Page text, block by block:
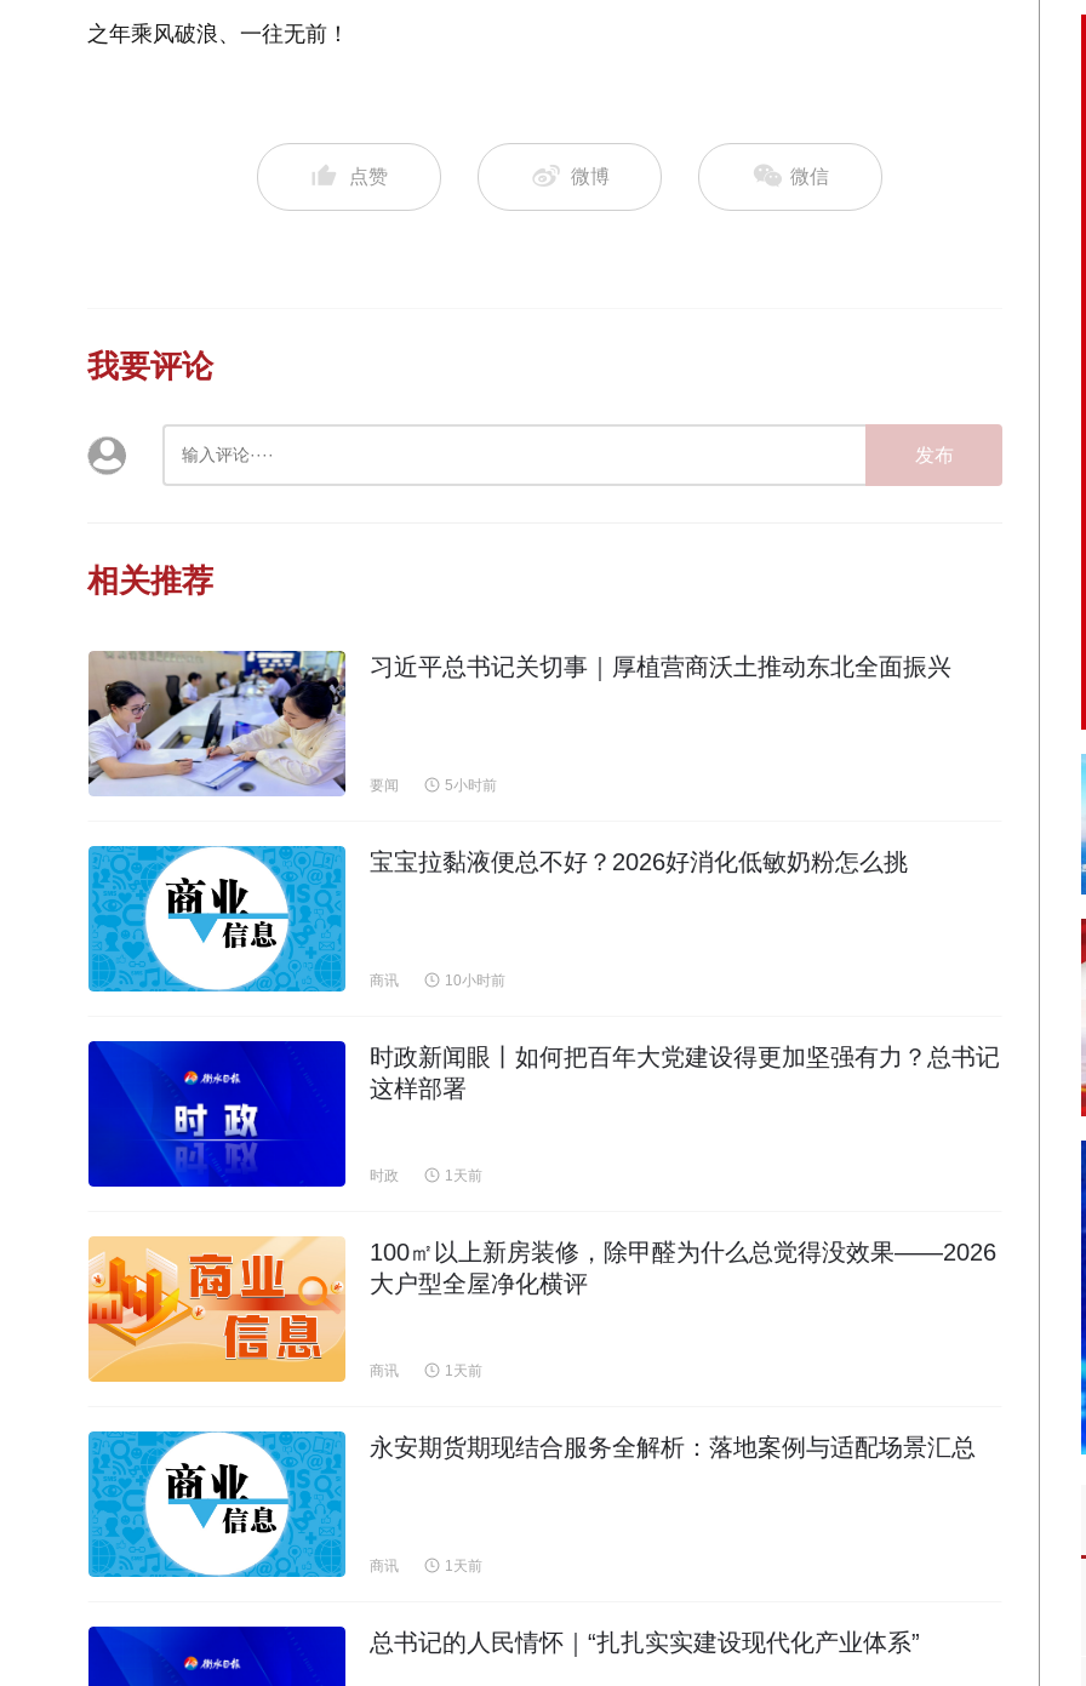
之年乘风破浪、一往无前！
点赞 微博 微信
我要评论
发布
相关推荐
习近平总书记关切事｜厚植营商沃土推动东北全面振兴
要闻 5小时前
宝宝拉黏液便总不好？2026好消化低敏奶粉怎么挑
商讯 10小时前
时政新闻眼丨如何把百年大党建设得更加坚强有力？总书记
这样部署
时政 1天前
100㎡以上新房装修，除甲醛为什么总觉得没效果——2026
大户型全屋净化横评
商讯 1天前
永安期货期现结合服务全解析：落地案例与适配场景汇总
商讯 1天前
总书记的人民情怀｜“扎扎实实建设现代化产业体系”